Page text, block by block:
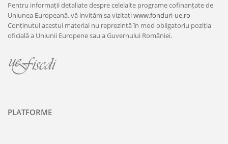
Pentru informații detaliate despre celelalte programe cofinanțate de
Uniunea Europeană, vă invităm sa vizitațiwww.fonduri-ue.ro
Conținutul acestui material nu reprezintă în mod obligatoriu poziția
oficială a Uniunii Europene sau a Guvernului României.
PLATFORME